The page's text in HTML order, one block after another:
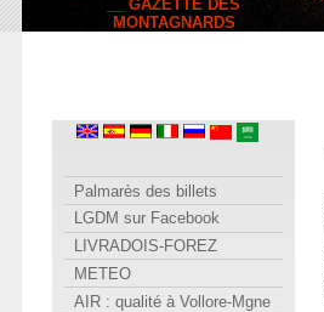
__ GAZETTE DES
MONTAGNARDS
Palmarès des billets
LGDM sur Facebook
LIVRADOIS-FOREZ
METEO
AIR : qualité à Vollore-Mgne